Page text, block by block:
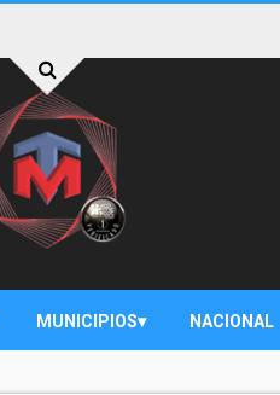
MUNICIPIOS NACIONAL